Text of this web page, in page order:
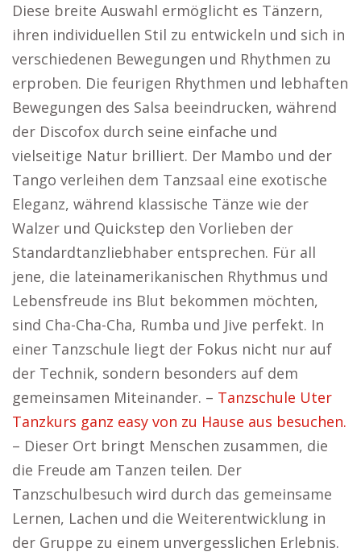
Diese breite Auswahl ermöglicht es Tänzern,
ihren individuellen Stil zu entwickeln und sich in
verschiedenen Bewegungen und Rhythmen zu
erproben. Die feurigen Rhythmen und lebhaften
Bewegungen des Salsa beeindrucken, während
der Discofox durch seine einfache und
vielseitige Natur brilliert. Der Mambo und der
Tango verleihen dem Tanzsaal eine exotische
Eleganz, während klassische Tänze wie der
Walzer und Quickstep den Vorlieben der
Standardtanzliebhaber entsprechen. Für all
jene, die lateinamerikanischen Rhythmus und
Lebensfreude ins Blut bekommen möchten,
sind Cha-Cha-Cha, Rumba und Jive perfekt. In
einer Tanzschule liegt der Fokus nicht nur auf
der Technik, sondern besonders auf dem
gemeinsamen Miteinander. – Tanzschule Uter
Tanzkurs ganz easy von zu Hause aus besuchen.
– Dieser Ort bringt Menschen zusammen, die
die Freude am Tanzen teilen. Der
Tanzschulbesuch wird durch das gemeinsame
Lernen, Lachen und die Weiterentwicklung in
der Gruppe zu einem unvergesslichen Erlebnis.